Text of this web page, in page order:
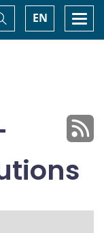
EN
Basculer
la
recherche